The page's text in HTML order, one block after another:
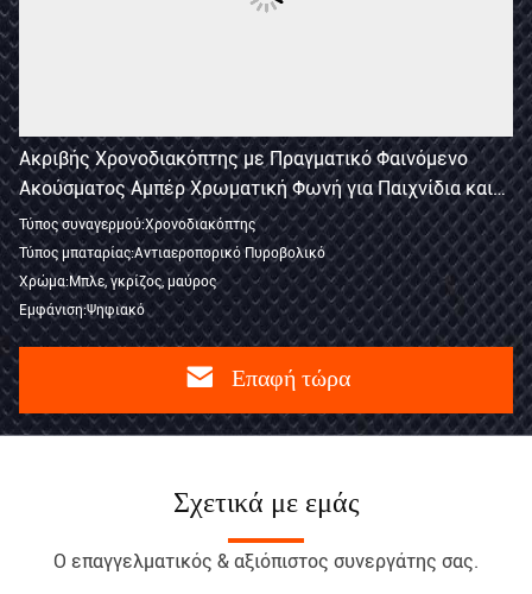
Ακριβής Χρονοδιακόπτης με Πραγματικό Φαινόμενο
Ακούσματος Αμπέρ Χρωματική Φωνή για Παιχνίδια και
Διαγωνισμούς
Τύπος συναγερμού:Χρονοδιακόπτης
Τύπος μπαταρίας:Αντιαεροπορικό Πυροβολικό
Χρώμα:Μπλε, γκρίζος, μαύρος
Εμφάνιση:Ψηφιακό
Επαφή τώρα
Σχετικά με εμάς
Ο επαγγελματικός & αξιόπιστος συνεργάτης σας.